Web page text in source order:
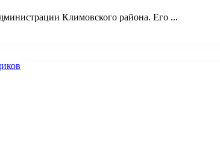
Климовского района. Его ...